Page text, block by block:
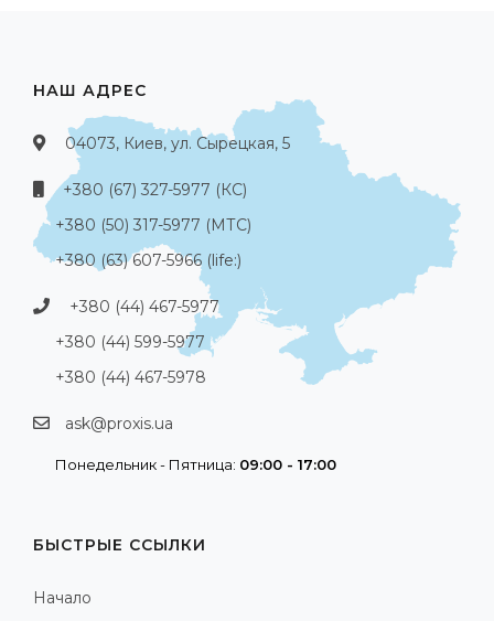
НАШ АДРЕС
04073, Киев, ул. Сырецкая, 5
+380 (67) 327-5977 (КС)
+380 (50) 317-5977 (МТС)
+380 (63) 607-5966 (life:)
+380 (44) 467-5977
+380 (44) 599-5977
+380 (44) 467-5978
ask@proxis.ua
Понедельник - Пятница: 09:00 - 17:00
БЫСТРЫЕ ССЫЛКИ
Начало